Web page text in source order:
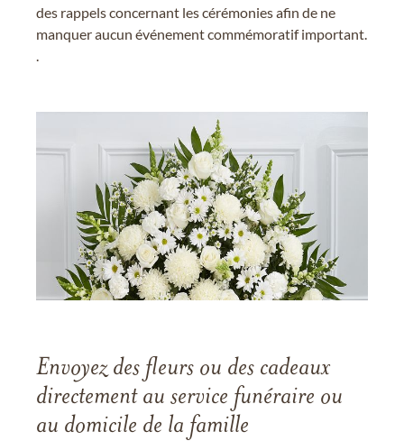
des rappels concernant les cérémonies afin de ne
manquer aucun événement commémoratif important.
Envoyez des fleurs ou des cadeaux
directement au service funéraire ou
au domicile de la famille